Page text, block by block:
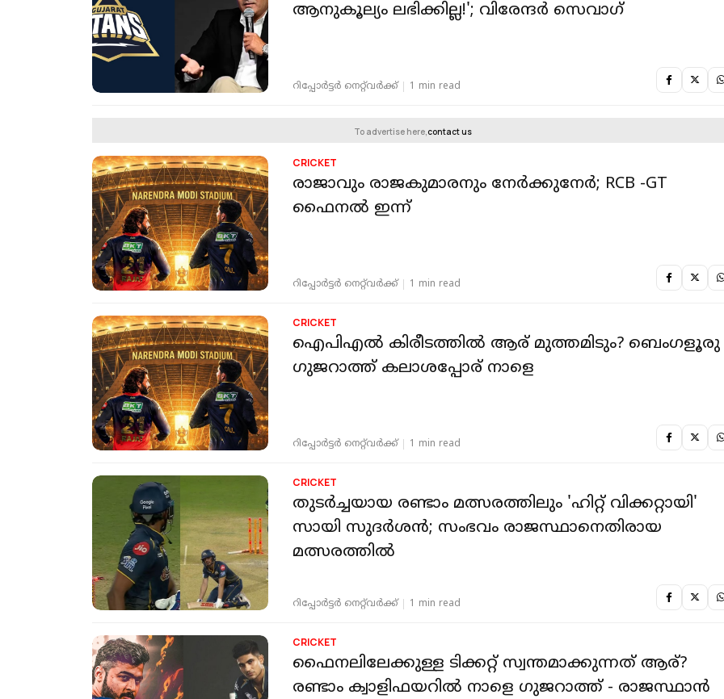
ആനുകൂല്യം ലഭിക്കില്ല!'; വിരേന്ദര്‍ സെവാഗ്
റിപ്പോർട്ടർ നെറ്റ്‌വര്‍ക്ക്‌ 1 min read
To advertise here,contact us
CRICKET
രാജാവും രാജകുമാരനും നേർക്കുനേർ; RCB -GT
ഫൈനൽ ഇന്ന്
റിപ്പോർട്ടർ നെറ്റ്‌വര്‍ക്ക്‌ 1 min read
CRICKET
ഐപിഎൽ കിരീടത്തിൽ ആര് മുത്തമിടും? ബെംഗളൂരു
ഗുജറാത്ത് കലാശപ്പോര് നാളെ
റിപ്പോർട്ടർ നെറ്റ്‌വര്‍ക്ക്‌ 1 min read
CRICKET
തുടര്‍ച്ചയായ രണ്ടാം മത്സരത്തിലും 'ഹിറ്റ് വിക്കറ്റായി'
സായി സുദർശൻ; സംഭവം രാജസ്ഥാനെതിരായ
മത്സരത്തിൽ
റിപ്പോർട്ടർ നെറ്റ്‌വര്‍ക്ക്‌ 1 min read
CRICKET
ഫൈനലിലേക്കുള്ള ടിക്കറ്റ് സ്വന്തമാക്കുന്നത് ആര്?
രണ്ടാം ക്വാളിഫയറിൽ നാളെ ഗുജറാത്ത് - രാജസ്ഥാൻ